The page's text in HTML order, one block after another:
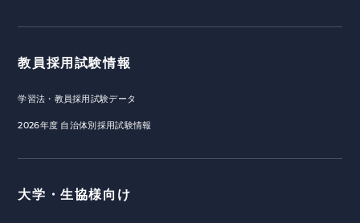
教員採用試験情報
学習法・教員採用試験データ
2026年度 自治体別採用試験情報
大学・生協様向け